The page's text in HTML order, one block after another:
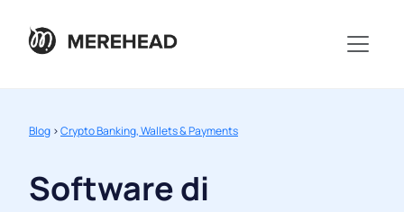
Blog >Crypto Banking, Wallets & Payments
Software di